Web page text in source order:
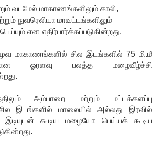
வடமேல் மாகாணங்களிலும் காலி,
நுவரெலியா மாவட்டங்களிலும்
என எதிர்பார்க்கப்படுகின்றது.
மாகாணங்களில் சில இடங்களில் 75 மி.மீ
ஓரளவு பலத்த மழைவீழ்ச்சி
அம்பாறை மற்றும் மட்டக்களப்பு
இடங்களில் மாலையில் அல்லது இரவில்
கூடிய மழையோ பெய்யக் கூடிய